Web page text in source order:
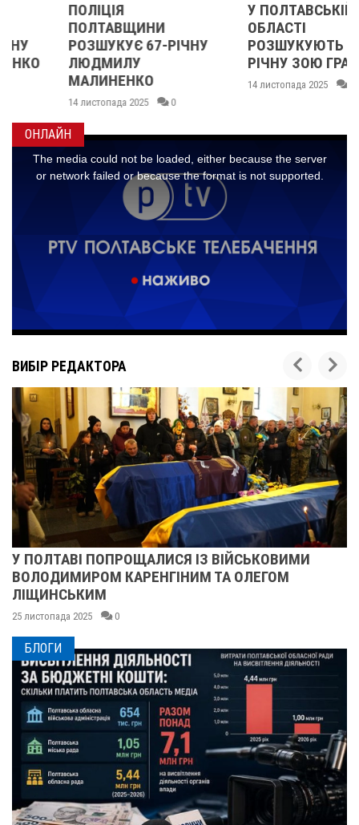
ПОЛІЦІЯ
ПОЛТАВЩИНИ
РОЗШУКУЄ 67-РІЧНУ
ЛЮДМИЛУ
МАЛИНЕНКО
14 листопада 2025 0
У ПОЛТАВСЬКІЙ
ОБЛАСТІ
РОЗШУКУЮТЬ 62-
РІЧНУ ЗОЮ ГРАКОВУ
14 листопада 2025 0
ОНЛАЙН
ВИБІР РЕДАКТОРА
У ПОЛТАВІ ПОПРОЩАЛИСЯ ІЗ ВІЙСЬКОВИМИ
ВОЛОДИМИРОМ КАРЕНГІНИМ ТА ОЛЕГОМ
ЛІЩИНСЬКИМ
25 листопада 2025 0
БЛОГИ